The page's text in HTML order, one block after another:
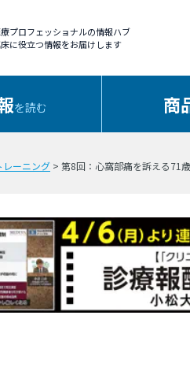
プロフェッショナルの情報ハブ
に役立つ情報をお届けします
を読む 商
レーニング > 第8回：心窩部痛を訴える71